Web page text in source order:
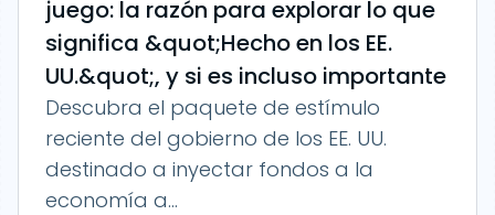
juego: la razón para explorar lo que
significa &quot;Hecho en los EE.
UU.&quot;, y si es incluso importante
Descubra el paquete de estímulo
reciente del gobierno de los EE. UU.
destinado a inyectar fondos a la
economía a...